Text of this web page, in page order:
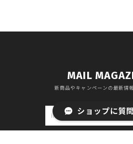
MAIL
新商品やキャンペーンの最新情
ショップに質